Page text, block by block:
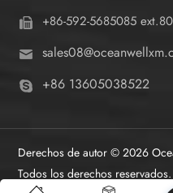
+86-592-5685085
+86 13605038522
Derechos de autor © 2026
Todos los derechos reservados.